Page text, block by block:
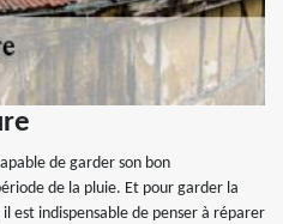
de garder son bon
de la pluie. Et pour garder la
est indispensable de penser à réparer